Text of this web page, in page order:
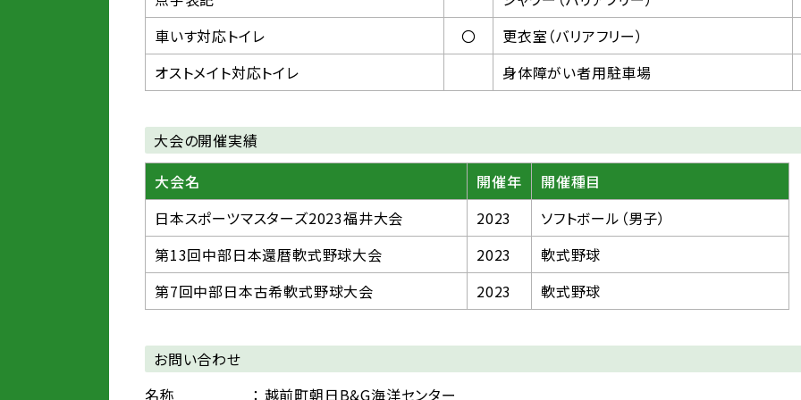
車いす対応トイレ
〇
更衣室（バリアフリー）
オストメイト対応トイレ
身体障がい者用駐車場
大会の開催実績
大会名
開催年
開催種目
日本スポーツマスターズ2023福井大会
2023
ソフトボール（男子）
第13回中部日本還暦軟式野球大会
2023
軟式野球
第7回中部日本古希軟式野球大会
2023 軟式野球
お問い合わせ
名称
： 越前町朝日B&G海洋センター